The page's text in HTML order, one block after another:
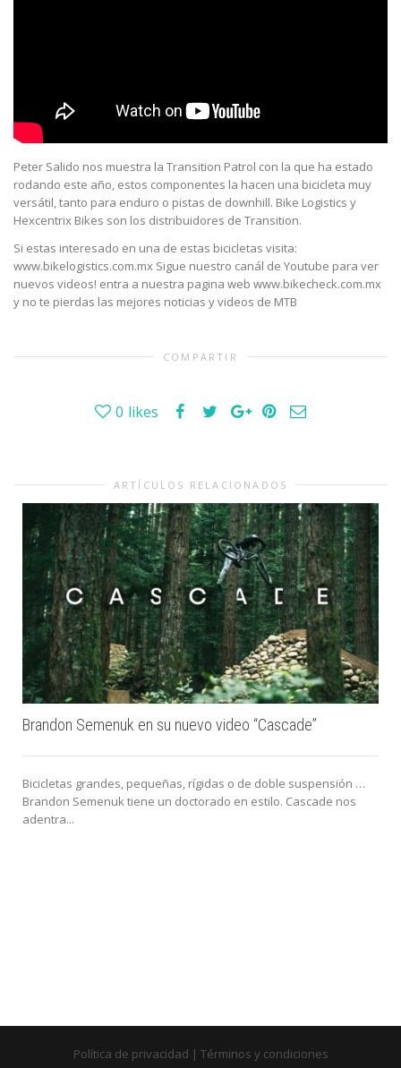
Peter Salido nos muestra la Transition Patrol con la que ha estado
rodando este año, estos componentes la hacen una bicicleta muy
versátil, tanto para enduro o pistas de downhill. Bike Logistics y
Hexcentrix Bikes son los distribuidores de Transition.
Si estas interesado en una de estas bicicletas visita:
www.bikelogistics.com.mx Sigue nuestro canál de Youtube para ver
nuevos videos! entra a nuestra pagina web www.bikecheck.com.mx
y no te pierdas las mejores noticias y videos de MTB
COMPARTIR
0 likes
ARTÍCULOS RELACIONADOS
Brandon Semenuk en su nuevo video “Cascade”
Bicicletas grandes, pequeñas, rígidas o de doble suspensión …
Brandon Semenuk tiene un doctorado en estilo. Cascade nos
adentra...
Política de privacidad | Términos y condiciones